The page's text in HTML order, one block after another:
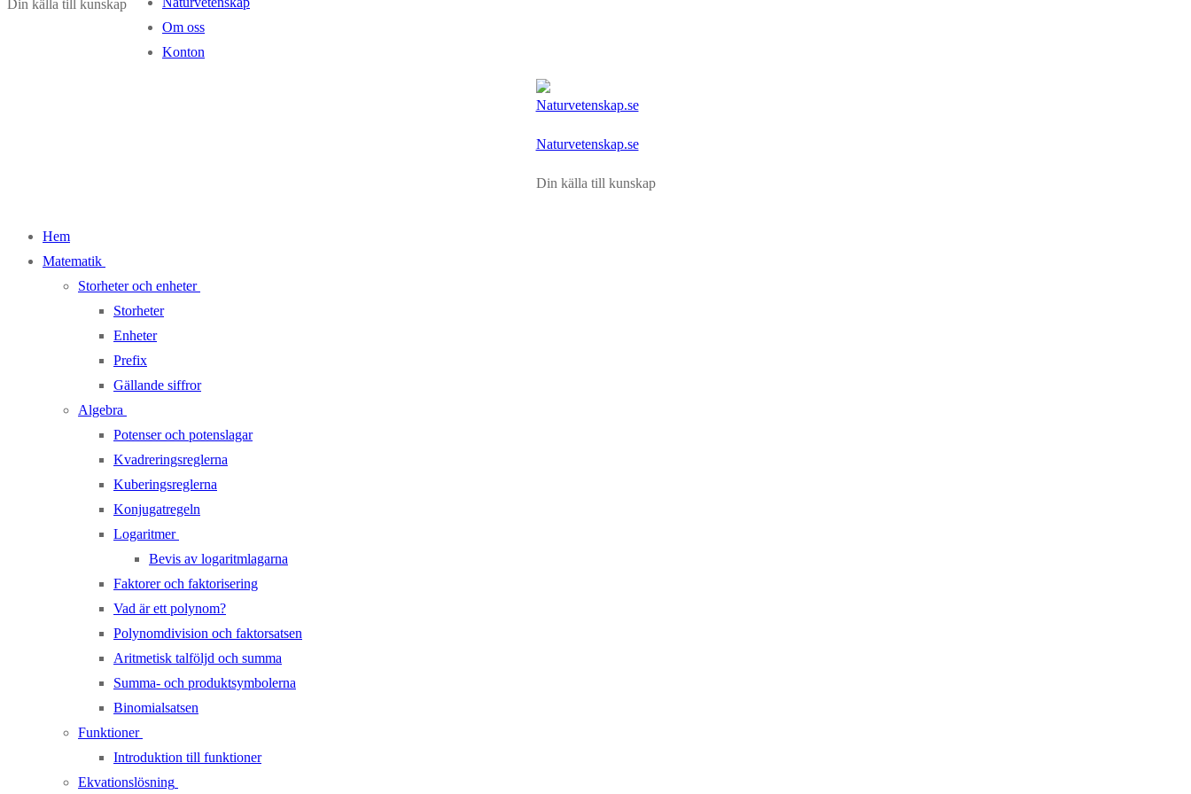
Din källa till kunskap
Om oss
Konton
Naturvetenskap.se
Din källa till kunskap
Hem
Matematik
Storheter och enheter
Storheter
Enheter
Prefix
Gällande siffror
Algebra
Potenser och potenslagar
Kvadreringsreglerna
Kuberingsreglerna
Konjugatregeln
Logaritmer
Bevis av logaritmlagarna
Faktorer och faktorisering
Vad är ett polynom?
Polynomdivision och faktorsatsen
Aritmetisk talföljd och summa
Summa- och produktsymbolerna
Binomialsatsen
Funktioner
Introduktion till funktioner
Ekvationslösning